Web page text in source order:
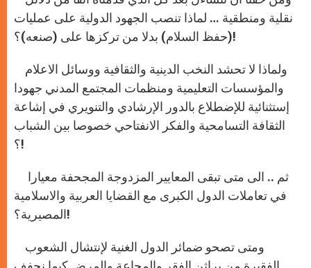
نقلية ومنطقية … لماذا تنصب الجهود الدولية على عمليات
(حفظ السلام) بدلا من تركزها على (صنعه)؟!
والمؤسسات التعليمية ومنظمات المجتمع المدني جهودا
إستثنائية للإضطلاع بالدور الإرشادي والتنويري في إشاعة
الثقافة التسامحية والفكر الانفتاحي خصوصا بين الشباب
؟!
في تعاملات الدول الكبرى مع القضايا العربية والاسلامية
المصيرية؟!